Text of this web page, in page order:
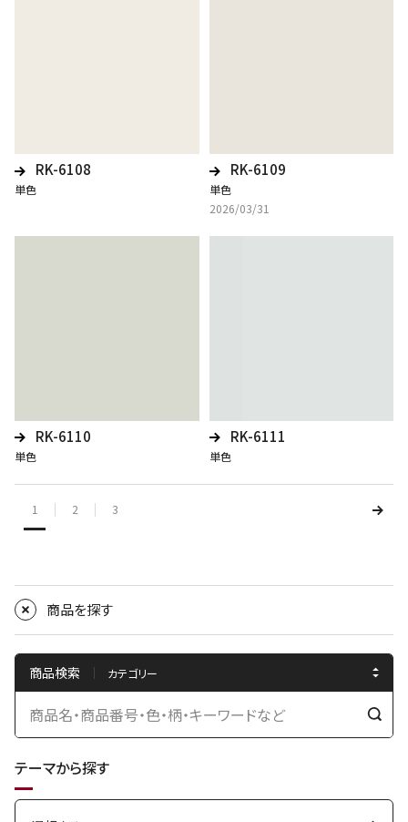
RK-6108
単色
RK-6109
単色
2026/03/31
RK-6110
単色
RK-6111
単色
1 2 3
商品を探す
商品検索
検
テーマから探す